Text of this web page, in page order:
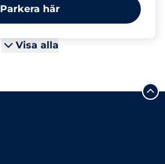
Parkera här
Visa alla